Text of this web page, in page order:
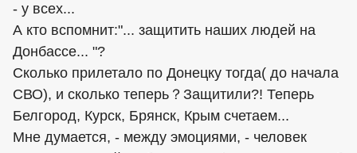
- у всех...
А кто вспомнит:"... защитить наших людей на
Донбассе... "?
Сколько прилетало по Донецку тогда( до начала
СВО), и сколько теперь？Защитили?! Теперь
Белгород, Курск, Брянск, Крым счетаем...
Мне думается, - между эмоциями, - человек